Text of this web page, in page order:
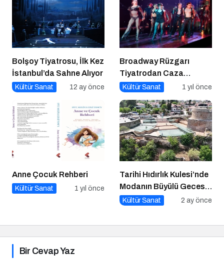
Bolşoy Tiyatrosu, İlk Kez
İstanbul’da Sahne Alıyor
Kültür Sanat 12 ay önce
Broadway Rüzgarı
Tiyatrodan Caza
Dopdolu Bir Program
Kültür Sanat 1 yıl önce
Anne Çocuk Rehberi
Kültür Sanat 1 yıl önce
Tarihi Hıdırlık Kulesi’nde
Modanın Büyülü Gecesi:
Cihan Nacar Defilesi
Kültür Sanat 2 ay önce
Bir Cevap Yaz